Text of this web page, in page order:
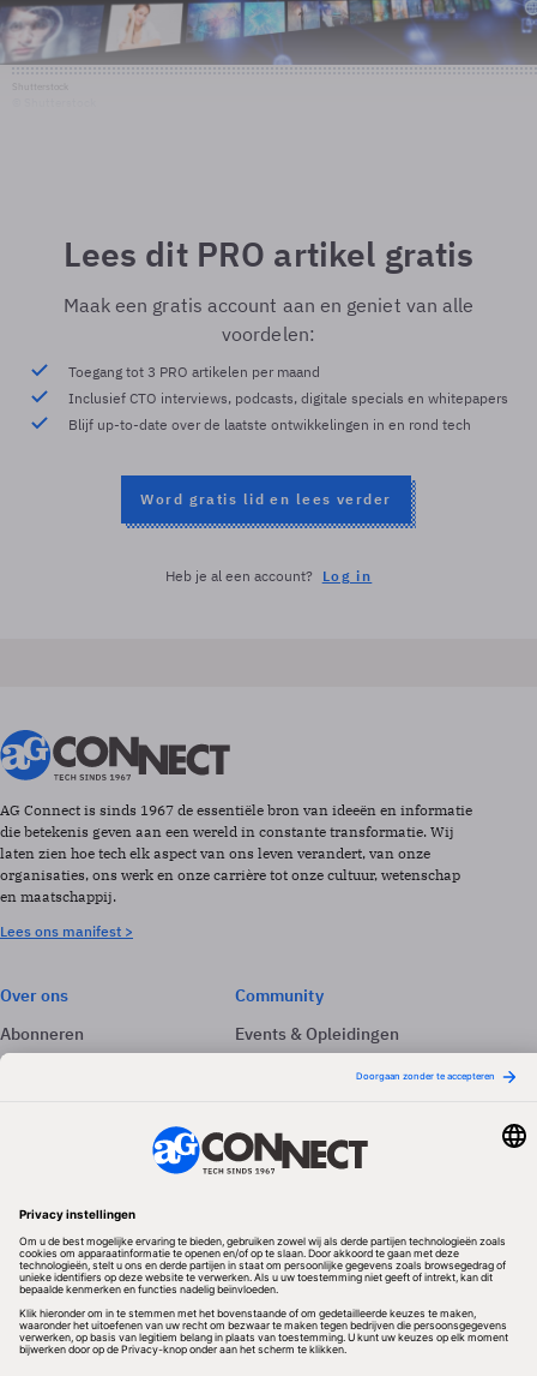
Lees dit PRO artikel gratis
Maak een gratis account aan en geniet van alle
voordelen:
Toegang tot 3 PRO artikelen per maand
Inclusief CTO interviews, podcasts, digitale specials en whitepapers
Blijf up-to-date over de laatste ontwikkelingen in en rond tech
Word gratis lid en lees verder
Heb je al een account? Log in
AG Connect is sinds 1967 de essentiële bron van ideeën en informatie
die betekenis geven aan een wereld in constante transformatie. Wij
laten zien hoe tech elk aspect van ons leven verandert, van onze
organisaties, ons werk en onze carrière tot onze cultuur, wetenschap
en maatschappij.
Lees ons manifest >
Over ons
Abonneren
Adverteren
Community
Events & Opleidingen
Nieuwsbrieven
Volg ons
Redactionele partner